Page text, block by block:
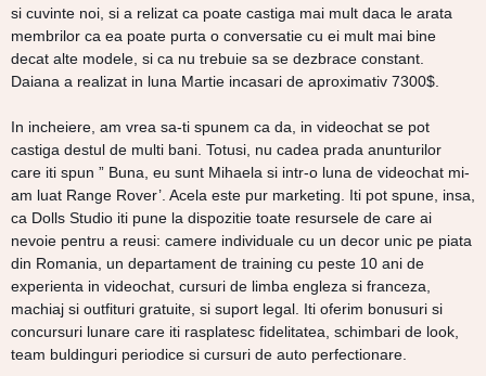
si cuvinte noi, si a relizat ca poate castiga mai mult daca le arata
membrilor ca ea poate purta o conversatie cu ei mult mai bine
decat alte modele, si ca nu trebuie sa se dezbrace constant.
Daiana a realizat in luna Martie incasari de aproximativ 7300$.
In incheiere, am vrea sa-ti spunem ca da, in videochat se pot
castiga destul de multi bani. Totusi, nu cadea prada anunturilor
care iti spun ” Buna, eu sunt Mihaela si intr-o luna de videochat mi-
am luat Range Rover’. Acela este pur marketing. Iti pot spune, insa,
ca Dolls Studio iti pune la dispozitie toate resursele de care ai
nevoie pentru a reusi: camere individuale cu un decor unic pe piata
din Romania, un departament de training cu peste 10 ani de
experienta in videochat, cursuri de limba engleza si franceza,
machiaj si outfituri gratuite, si suport legal. Iti oferim bonusuri si
concursuri lunare care iti rasplatesc fidelitatea, schimbari de look,
team buldinguri periodice si cursuri de auto perfectionare.